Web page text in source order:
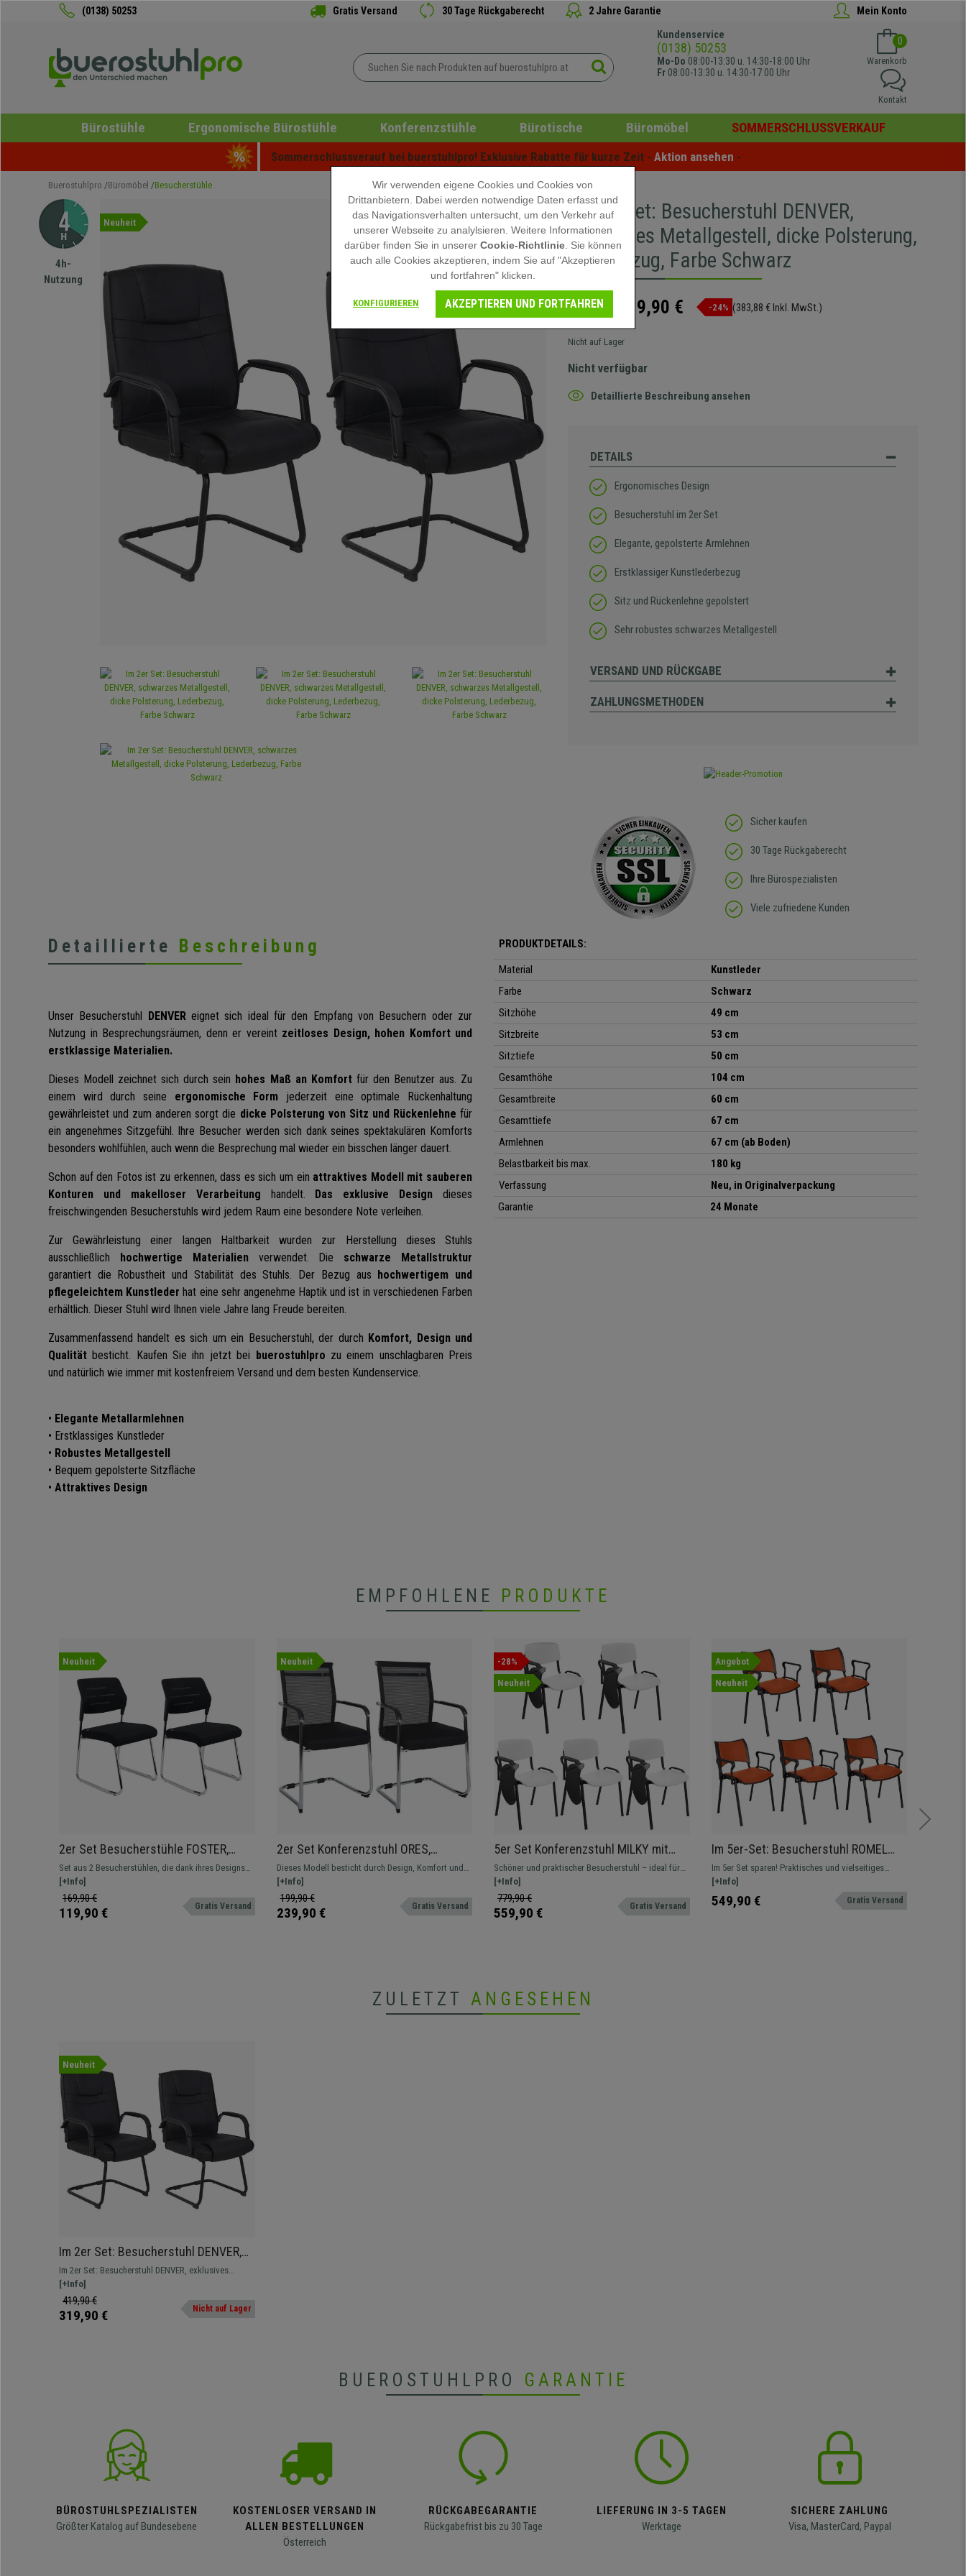
(0138) 50253 Gratis Versand 30 Tage Rückgaberecht 2 Jahre Garantie Mein Konto
Kundenservice
(0138) 50253
Mo-Do 08:00-13:30 u. 14:30-18:00 Uhr
Fr 08:00-13:30 u. 14:30-17:00 Uhr
0
Warenkorb
Kontakt
Bürostühle Ergonomische Bürostühle Konferenzstühle Bürotische Büromöbel SOMMERSCHLUSSVERKAUF
Sommerschlussverauf bei buerstuhlpro! Exklusive Rabatte für kurze Zeit - Aktion ansehen -
Buerostuhlpro Büromöbel Besucherstühle
4h-
Nutzung
Neuheit
Im 2er Set: Besucherstuhl DENVER,
schwarzes Metallgestell, dicke Polsterung,
Lederbezug, Farbe Schwarz
419,90 € 319,90 € -24% (383,88 € Inkl. MwSt.)
Nicht auf Lager
Nicht verfügbar
Detaillierte Beschreibung ansehen
DETAILS
Ergonomisches Design
Besucherstuhl im 2er Set
Elegante, gepolsterte Armlehnen
Erstklassiger Kunstlederbezug
Sitz und Rückenlehne gepolstert
Sehr robustes schwarzes Metallgestell
VERSAND UND RÜCKGABE
ZAHLUNGSMETHODEN
Sicher kaufen
30 Tage Rückgaberecht
Ihre Bürospezialisten
Viele zufriedene Kunden
Detaillierte Beschreibung
Unser Besucherstuhl DENVEReignet sich ideal für den Empfang von Besuchern oder zur
Nutzung in Besprechungsräumen, denn er vereint zeitloses Design, hohen Komfort und
erstklassige Materialien.
Dieses Modell zeichnet sich durch sein hohes Maß an Komfortfür den Benutzer aus. Zu
einem wird durch seine ergonomische Form jederzeit eine optimale Rückenhaltung
gewährleistet und zum anderen sorgt die dicke Polsterung von Sitz und Rückenlehne für
ein angenehmes Sitzgefühl. Ihre Besucher werden sich dank seines spektakulären Komforts
besonders wohlfühlen, auch wenn die Besprechung mal wieder ein bisschen länger dauert.
Schon auf den Fotos ist zu erkennen, dass es sich um ein attraktives Modell mit sauberen
Konturen und makelloser Verarbeitung handelt. Das exklusive Design dieses
freischwingenden Besucherstuhls wird jedem Raum eine besondere Note verleihen.
Zur Gewährleistung einer langen Haltbarkeit wurden zur Herstellung dieses Stuhls
ausschließlich hochwertige Materialienverwendet. Die schwarze Metallstruktur
garantiert die Robustheit und Stabilität des Stuhls. Der Bezug aus hochwertigem und
pflegeleichtem Kunstleder hat eine sehr angenehme Haptik und ist in verschiedenen Farben
erhältlich. Dieser Stuhl wird Ihnen viele Jahre lang Freude bereiten.
Zusammenfassend handelt es sich um ein Besucherstuhl, der durch Komfort, Design und
Qualität besticht. Kaufen Sie ihn jetzt bei buerostuhlpro zu einem unschlagbaren Preis
und natürlich wie immer mit kostenfreiem Versand und dem besten Kundenservice.
• Elegante Metallarmlehnen
• Erstklassiges Kunstleder
• Robustes Metallgestell
• Bequem gepolsterte Sitzfläche
• Attraktives Design
PRODUKTDETAILS:
Material
Kunstleder
Farbe
Schwarz
Sitzhöhe
49 cm
Sitzbreite
53 cm
Sitztiefe
50 cm
Gesamthöhe
104 cm
Gesamtbreite
60 cm
Gesamttiefe
67 cm
Armlehnen
67 cm (ab Boden)
Belastbarkeit bis max.
180 kg
Verfassung
Neu, in Originalverpackung
Garantie
24 Monate
EMPFOHLENE PRODUKTE
Neuheit
2er Set Besucherstühle FOSTER,
elegantes, modernes Design, Chrom-
Gestell, Netzstoffrückenlehne, Farbe
Schwarz
Set aus 2 Besucherstühlen, die dank ihres Designs
und der hochwertigen Materialien, aus denen sie
gefertigt sind, Komfort und Funktionalität
garantieren
[+Info]
169,90 €
119,90 € Gratis Versand
Neuheit
2er Set Konferenzstuhl ORES,
verchromtes Gestell, atmungsaktiver
Netzstoff, Farbe Schwarz
Dieses Modell besticht durch Design, Komfort und
Funktionstüchtigkeit, 4-Fußgestell aus Metall, in
verschiedenen Versionen und Farben.
[+Info]
199,90 €
239,90 € Gratis Versand
-28%
Neuheit
5er Set Konferenzstuhl MILKY mit
Schreibbrett, schönes schlichtes
Design, stapelbar, schwarze
Stuhlbeine, Kunststoff, Farbe Weiß
Schöner und praktischer Besucherstuhl – ideal für
Ihr Wartezimmer oder Besprechungsraum. Aus
Polypropylen, pflegeleicht und robust. In
verschiedenen Farben und Ausführungen erhältlich.
[+Info]
779,90 €
559,90 € Gratis Versand
Angebot
Neuheit
Im 5er-Set: Besucherstuhl ROMEL
LEDER MIT ARMLEHNEN, dicke
Polsterung, stapelbar, schwarze
Stuhlbeine, Farbe Orange
Im 5er Set sparen! Praktisches und vielseitiges
Modell, komfortable und robust, in verschiedenen
Farben und Versionen erhältlich.
[+Info]
549,90 € Gratis Versand
ZULETZT ANGESEHEN
Neuheit
Im 2er Set: Besucherstuhl DENVER,
schwarzes Metallgestell, dicke
Polsterung, Lederbezug, Farbe
Schwarz
Im 2er Set: Besucherstuhl DENVER, exklusives
Design und hochwertige Qualität. Sehr bequem,
dank der ergonomischen Form.
[+Info]
419,90 €
319,90 € Nicht auf Lager
BUEROSTUHLPRO GARANTIE
BÜROSTUHLSPEZIALISTEN
Größter Katalog auf Bundesebene
KOSTENLOSER VERSAND IN
ALLEN BESTELLUNGEN
Österreich
RÜCKGABEGARANTIE
Rückgabefrist bis zu 30 Tage
LIEFERUNG IN 3-5 TAGEN
Werktage
SICHERE ZAHLUNG
Visa, MasterCard, Paypal
Wir verwenden eigene Cookies und Cookies von
Drittanbietern. Dabei werden notwendige Daten erfasst und
das Navigationsverhalten untersucht, um den Verkehr auf
unserer Webseite zu analylsieren. Weitere Informationen
darüber finden Sie in unserer Cookie-Richtlinie. Sie können
auch alle Cookies akzeptieren, indem Sie auf "Akzeptieren
und fortfahren" klicken.
KONFIGURIEREN AKZEPTIEREN UND FORTFAHREN